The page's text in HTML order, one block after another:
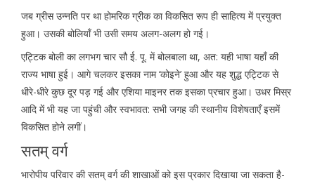
जब ग्रीस उन्नति पर था होमरिक ग्रीक का विकसित रूप ही साहित्य में प्रयुक्त
हुआ। उसकी बोलियाँ भी उसी समय अलग-अलग हो गई।
एट्टिक बोली का लगभग चार सौ ई. पू. में बोलबाला था, अत: यही भाषा यहाँ की
राज्य भाषा हुई। आगे चलकर इसका नाम ‘कोइने’ हुआ और यह शुद्ध एट्टिक से
धीरे-धीरे कुछ दूर पड़ गई और एशिया माइनर तक इसका प्रचार हुआ। उधर मिस्र
आदि में भी यह जा पहुंची और स्वभावत: सभी जगह की स्थानीय विशेषताएँ इसमें
विकसित होने लगीं।
सतम् वर्ग
भारोपीय परिवार की सतम् वर्ग की शाखाओं को इस प्रकार दिखाया जा सकता है-